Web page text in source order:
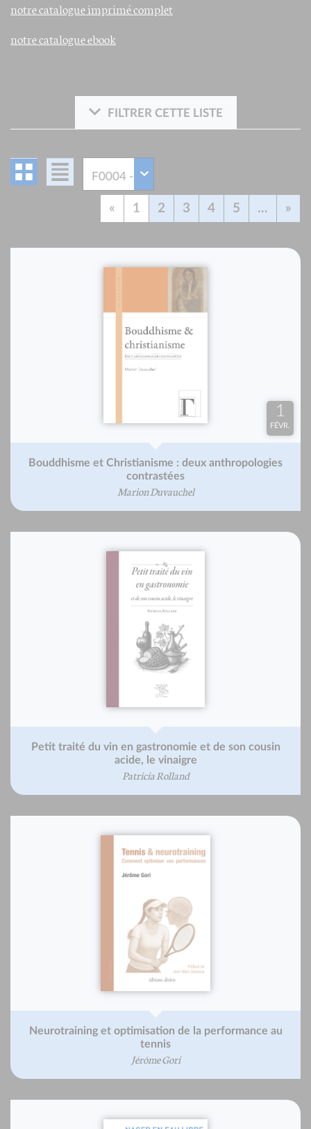
notre catalogue imprimé complet
notre catalogue ebook
FILTRER CETTE LISTE
« 1 2 3 4 5 ... »
1
FÉVR.
Bouddhisme et Christianisme : deux anthropologies
contrastées
Marion Duvauchel
Petit traité du vin en gastronomie et de son cousin
acide, le vinaigre
Patricia Rolland
Neurotraining et optimisation de la performance au
tennis
Jérôme Gori